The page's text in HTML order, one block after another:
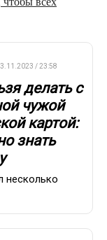
/ 23:58
делать с
чужой
картой:
знать
несколько